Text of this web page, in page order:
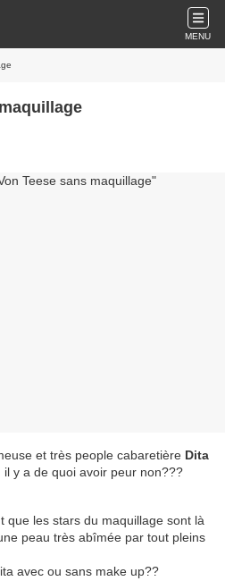
MENU
et très people cabaretière Dita
il y a de quoi avoir peur non???
que les stars du maquillage sont là
peau très abîmée par tout pleins
avec ou sans make up??